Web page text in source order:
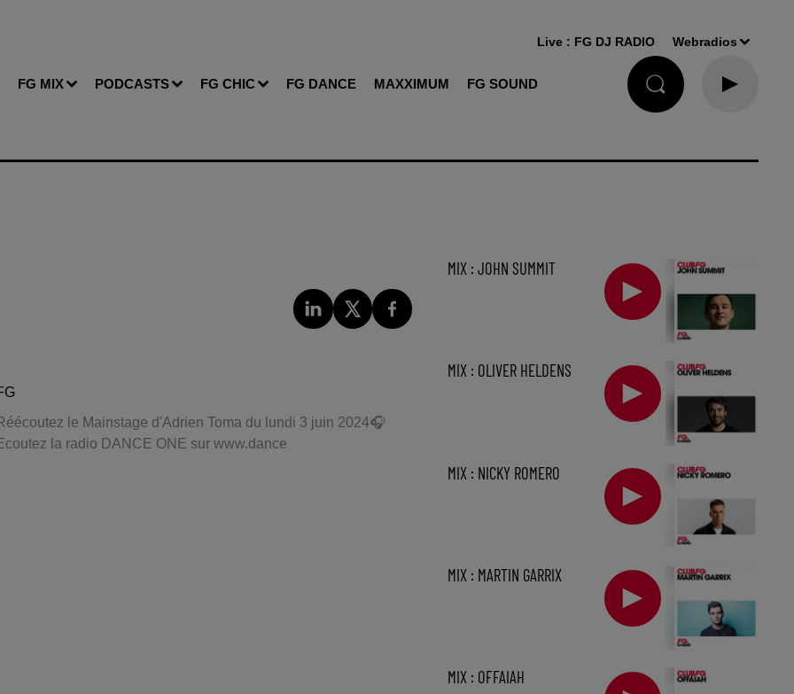
FG MIX PODCASTS FG CHIC FG DANCE MAXXIMUM FG SOUND
Live : FG DJ RADIO Webradios
le Mainstage d'Adrien Toma du lundi 3 juin 2024🎧
la radio DANCE ONE sur www.dance
MIX : JOHN SUMMIT
MIX : OLIVER HELDENS
MIX : NICKY ROMERO
MIX : MARTIN GARRIX
MIX : OFFAIAH